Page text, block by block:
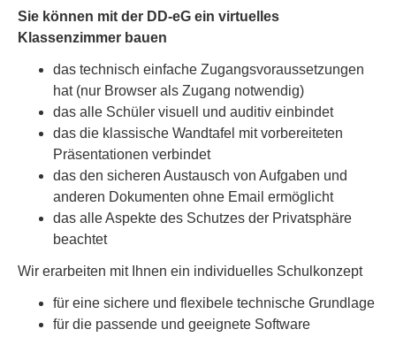
Sie können mit der DD-eG ein virtuelles
Klassenzimmer bauen
das technisch einfache Zugangsvoraussetzungen
hat (nur Browser als Zugang notwendig)
das alle Schüler visuell und auditiv einbindet
das die klassische Wandtafel mit vorbereiteten
Präsentationen verbindet
das den sicheren Austausch von Aufgaben und
anderen Dokumenten ohne Email ermöglicht
das alle Aspekte des Schutzes der Privatsphäre
beachtet
Wir erarbeiten mit Ihnen ein individuelles Schulkonzept
für eine sichere und flexibele technische Grundlage
für die passende und geeignete Software